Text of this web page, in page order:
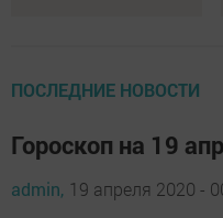
ПОСЛЕДНИЕ НОВОСТИ
Гороскоп на 19
admin, 19 апреля 2020 -